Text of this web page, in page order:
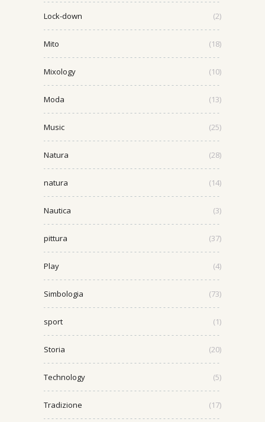
Lock-down (2)
Mito (18)
Mixology (10)
Moda (13)
Music (25)
Natura (28)
natura (14)
Nautica (3)
pittura (37)
Play (4)
Simbologia (73)
sport (1)
Storia (20)
Technology (5)
Tradizione (17)